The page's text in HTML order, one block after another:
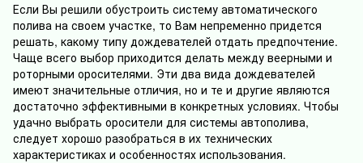
Если Вы решили обустроить систему автоматического
полива на своем участке, то Вам непременно придется
решать, какому типу дождевателей отдать предпочтение.
Чаще всего выбор приходится делать между веерными и
роторными оросителями. Эти два вида дождевателей
имеют значительные отличия, но и те и другие являются
достаточно эффективными в конкретных условиях. Чтобы
удачно выбрать оросители для системы автополива,
следует хорошо разобраться в их технических
характеристиках и особенностях использования.